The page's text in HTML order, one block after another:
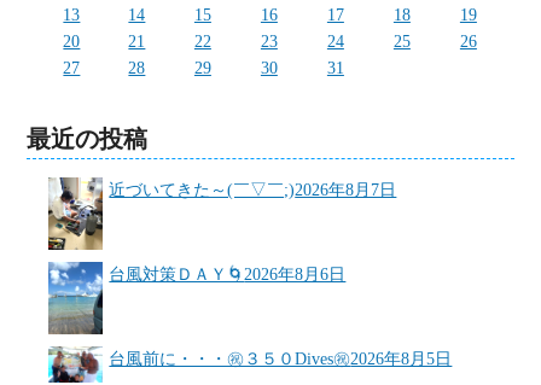
13
14 15 16 17 18
19
20
21 22 23 24 25
26
27
28 29 30 31
最近の投稿
近づいてきた～(￣▽￣;)2026年8月7日
台風対策ＤＡＹ🌀2026年8月6日
台風前に・・・㊗３５０Dives㊗2026年8月5日